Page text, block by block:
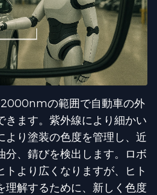
の範囲で自動車の外
きます。紫外線により細かい
より塗装の色度を管理し、近
分、錆びを検出します。ロボ
トより広くなりますが、ヒト
理解するために、新しく色度